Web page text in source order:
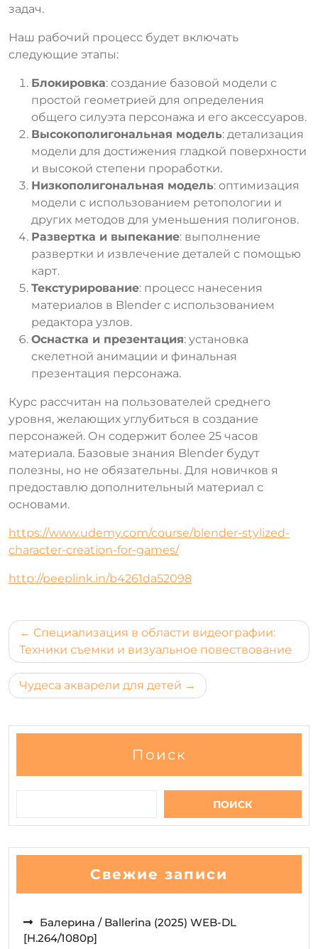
задач.
Наш рабочий процесс будет включать
следующие этапы:
Блокировка: создание базовой модели с
простой геометрией для определения
общего силуэта персонажа и его аксессуаров.
Высокополигональная модель: детализация
модели для достижения гладкой поверхности
и высокой степени проработки.
Низкополигональная модель: оптимизация
модели с использованием ретопологии и
других методов для уменьшения полигонов.
Развертка и выпекание: выполнение
развертки и извлечение деталей с помощью
карт.
Текстурирование: процесс нанесения
материалов в Blender с использованием
редактора узлов.
Оснастка и презентация: установка
скелетной анимации и финальная
презентация персонажа.
Курс рассчитан на пользователей среднего
уровня, желающих углубиться в создание
персонажей. Он содержит более 25 часов
материала. Базовые знания Blender будут
полезны, но не обязательны. Для новичков я
предоставлю дополнительный материал с
основами.
https://www.udemy.com/course/blender-stylized-
character-creation-for-games/
http://peeplink.in/b4261da52098
Навигация
по
записям
Специализация в области видеографии:
Техники съемки и визуальное повествование
Чудеса акварели для детей
Поиск
ПОИСК
Свежие записи
Балерина / Ballerina (2025) WEB-DL
[H.264/1080p]